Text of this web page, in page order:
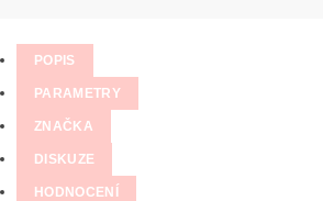
POPIS
PARAMETRY
ZNAČKA
DISKUZE
HODNOCENÍ